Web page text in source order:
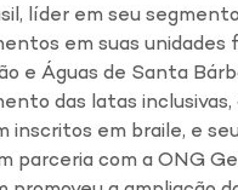
líder em seu
em suas unidades
e Águas de Santa
das latas inclusivas,
inscritos em braile, e
parceria com a ONG